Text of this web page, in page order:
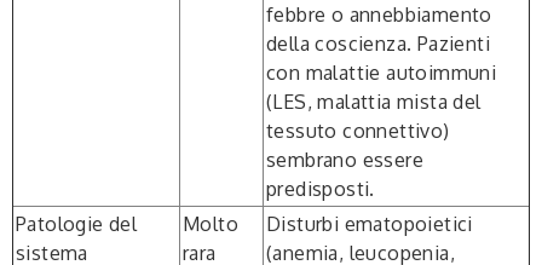
febbre o annebbiamento
della coscienza. Pazienti
con malattie autoimmuni
(LES, malattia mista del
tessuto connettivo)
sembrano essere
predisposti.
Patologie del
sistema
Molto
rara
Disturbi ematopoietici
(anemia, leucopenia,